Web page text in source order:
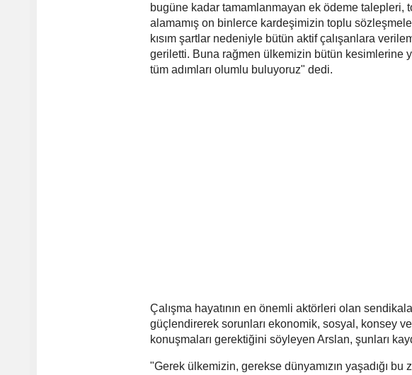
bugüne kadar tamamlanmayan ek ödeme talepleri,
alamamış on binlerce kardeşimizin toplu
kısım şartlar nedeniyle bütün aktif çalışanlara
geriletti. Buna rağmen ülkemizin bütün kesimlerine
tüm adımları olumlu buluyoruz" dedi.
Çalışma hayatının en önemli aktörleri olan
güçlendirerek sorunları ekonomik, sosyal, konsey
konuşmaları gerektiğini söyleyen Arslan, şunları
"Gerek ülkemizin, gerekse dünyamızın yaşadığı bu